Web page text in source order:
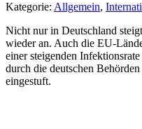
Kategorie: Allgemein,
Nicht nur in Deutschland
wieder an. Auch die EU-
einer steigenden
durch die deutschen
eingestuft.